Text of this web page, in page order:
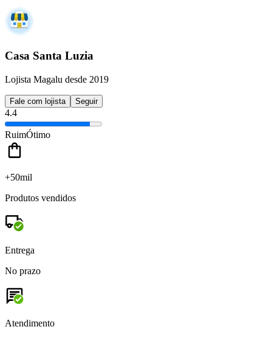
Casa Santa Luzia
Lojista Magalu desde 2019
Fale com lojista Seguir
4.4
RuimÓtimo
+50mil
Produtos vendidos
Entrega
No prazo
Atendimento